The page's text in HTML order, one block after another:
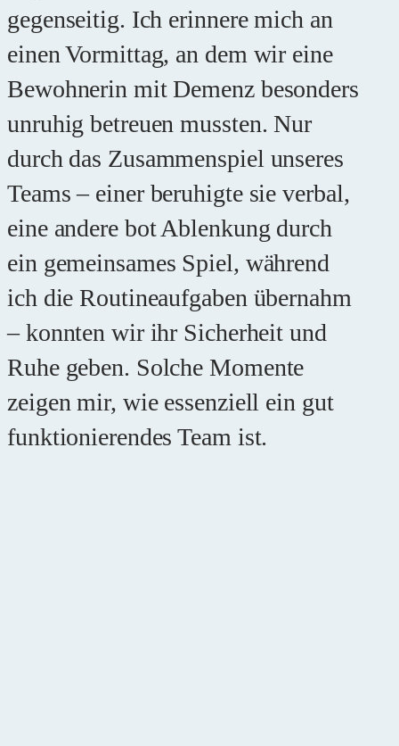
gegenseitig. Ich erinnere mich an
einen Vormittag, an dem wir eine
Bewohnerin mit Demenz besonders
unruhig betreuen mussten. Nur
durch das Zusammenspiel unseres
Teams – einer beruhigte sie verbal,
eine andere bot Ablenkung durch
ein gemeinsames Spiel, während
ich die Routineaufgaben übernahm
– konnten wir ihr Sicherheit und
Ruhe geben. Solche Momente
zeigen mir, wie essenziell ein gut
funktionierendes Team ist.